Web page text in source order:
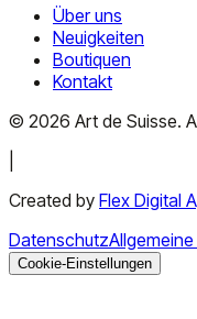
Über uns
Neuigkeiten
Boutiquen
Kontakt
© 2026 Art de Suisse.
Created by Flex Digital
Datenschutz
Cookie-Einstellungen